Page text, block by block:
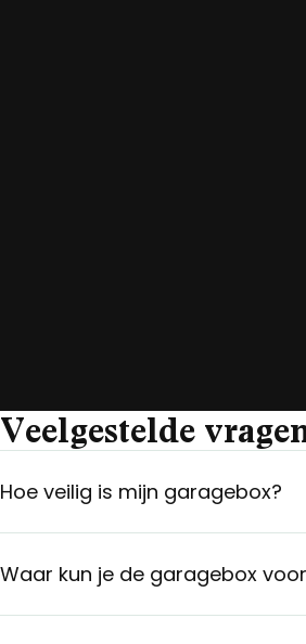
Veelgestelde
Hoe veilig is mijn garagebox?
Waar kun je de garagebox